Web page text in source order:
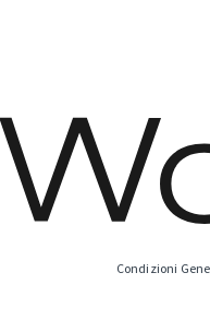
Condizioni